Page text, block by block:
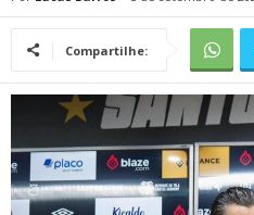
Compartilhe: